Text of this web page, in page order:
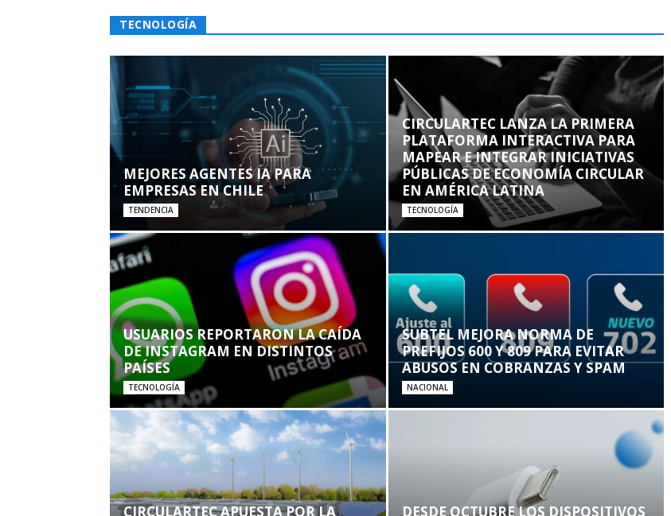
TECNOLOGÍA
MEJORES AGENTES IA PARA
EMPRESAS EN CHILE
TENDENCIA
CIRCULARTEC LANZA LA PRIMERA
PLATAFORMA INTERACTIVA PARA
MAPEAR E INTEGRAR INICIATIVAS
PÚBLICAS DE ECONOMÍA CIRCULAR
EN AMÉRICA LATINA
TECNOLOGÍA
USUARIOS REPORTARON LA CAÍDA
DE INSTAGRAM EN DISTINTOS
PAÍSES
TECNOLOGÍA
SUBTEL MEJORA NORMA DE
PREFIJOS 600 Y 809 PARA EVITAR
ABUSOS EN COBRANZAS Y SPAM
NACIONAL
CIRCULARTEC APUESTA POR LA DESDE OCTUBRE LOS DISPOSITIVOS